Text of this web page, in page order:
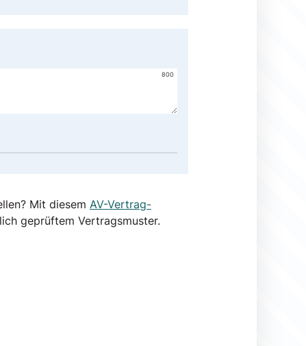
800
Mit diesem AV-Vertrag-
geprüftem Vertragsmuster.